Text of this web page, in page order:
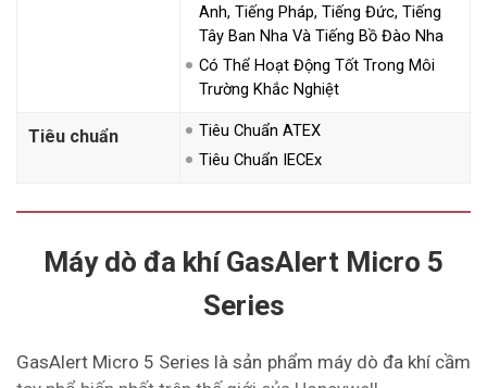
Anh, Tiếng Pháp, Tiếng Đức, Tiếng
Tây Ban Nha Và Tiếng Bồ Đào Nha
Có Thể Hoạt Động Tốt Trong Môi
Trường Khắc Nghiệt
Tiêu chuẩn
Tiêu Chuẩn ATEX
Tiêu Chuẩn IECEx
Máy dò đa khí GasAlert Micro 5
Series
GasAlert Micro 5 Series là sản phẩm máy dò đa khí cầm